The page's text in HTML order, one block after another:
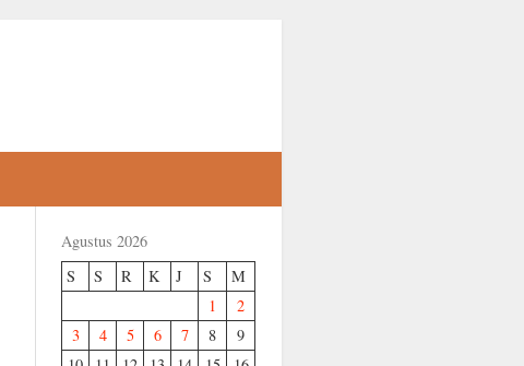
Agustus 2026
S
S R K J S
M
1
2
3
4 5 6 7 8
9